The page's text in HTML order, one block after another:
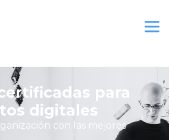
para
digitales
con las mejores